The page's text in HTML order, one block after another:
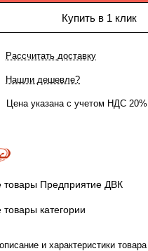
Купить в 1 клик
Рассчитать доставку
Нашли дешевле?
Цена указана с учетом НДС 20%
товары Предприятие ДВК
товары категории
и характеристики